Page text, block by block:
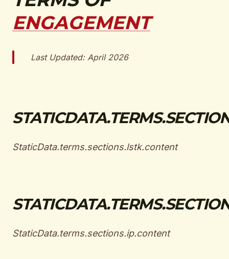
ENGAGEMENT
Last Updated: April 2026
StaticData.terms.sections.lstk.content
StaticData.terms.sections.ip.content